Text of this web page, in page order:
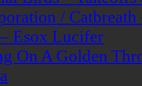
/
Esox Lucifer
On A Golden